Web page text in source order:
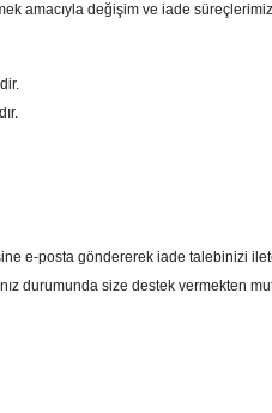
amacıyla değişim ve iade
e-posta göndererek iade talebinizi
durumunda size destek vermekten